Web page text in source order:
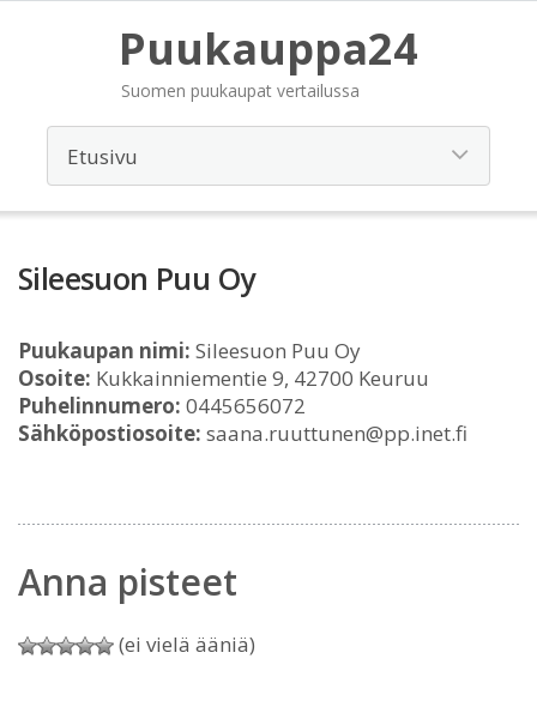
Puukauppa24
Suomen puukaupat vertailussa
Sileesuon Puu Oy
Puukaupan nimi: Sileesuon Puu Oy
Osoite: Kukkainniementie 9, 42700 Keuruu
Puhelinnumero: 0445656072
Sähköpostiosoite: saana.ruuttunen@pp.inet.fi
Anna pisteet
(ei vielä ääniä)